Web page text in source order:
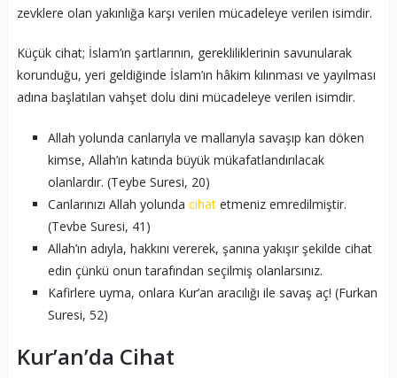
zevklere olan yakınlığa karşı verilen mücadeleye verilen isimdir.
Küçük cihat; İslam’ın şartlarının, gerekliliklerinin savunularak
korunduğu, yeri geldiğinde İslam’ın hâkim kılınması ve yayılması
adına başlatılan vahşet dolu dini mücadeleye verilen isimdir.
Allah yolunda canlarıyla ve mallarıyla savaşıp kan döken
kimse, Allah’ın katında büyük mükafatlandırılacak
olanlardır. (Teybe Suresi, 20)
Canlarınızı Allah yolunda cihatetmeniz emredilmiştir.
(Tevbe Suresi, 41)
Allah’ın adıyla, hakkını vererek, şanına yakışır şekilde cihat
edin çünkü onun tarafından seçilmiş olanlarsınız.
Kafirlere uyma, onlara Kur’an aracılığı ile savaş aç! (Furkan
Suresi, 52)
Kur’an’da Cihat